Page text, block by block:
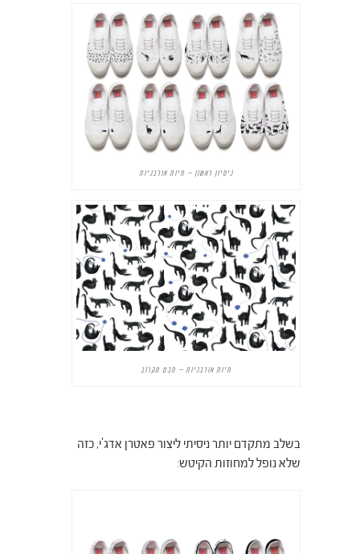
ניסיון ראשון – חיות אורבניות
חיות אורבניות – מבט מקרוב
בשלב מתקדם יותר ניסיתי ליצור פאטרן אדג'י, כזה
שלא נופל למחוזות הקיטש: